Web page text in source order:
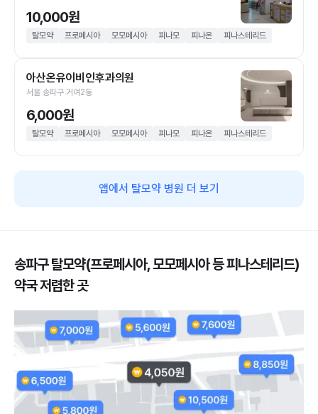
10,000원
탈모약 프로페시아 모모페시아 피나모 피나온 피나스테리드
아산온유이비인후과의원
서울 송파구 거여2동
6,000원
탈모약 프로페시아 모모페시아 피나모 피나온 피나스테리드
앱에서 탈모약 병원 더 보기
송파구 탈모약(프로페시아, 모모페시아 등 피나스테리드)
약국 저렴한 곳